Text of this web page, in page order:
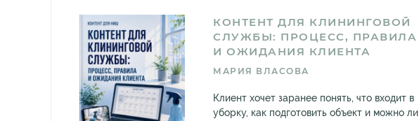
КОНТЕНТ ДЛЯ КЛИНИНГОВОЙ
СЛУЖБЫ: ПРОЦЕСС, ПРАВИЛА
И ОЖИДАНИЯ КЛИЕНТА
МАРИЯ ВЛАСОВА
Клиент хочет заранее понять, что входит в
уборку, как подготовить объект и можно ли